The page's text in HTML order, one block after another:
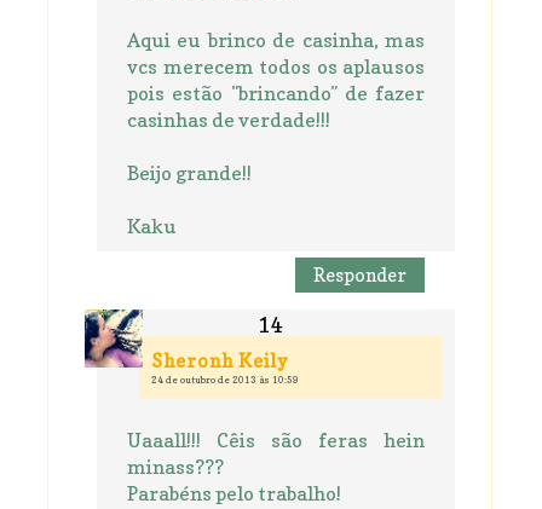
Aqui eu brinco de casinha, mas
vcs merecem todos os aplausos
pois estão "brincando" de fazer
casinhas de verdade!!!
Beijo grande!!
Kaku
Responder
Sheronh Keily
24 de outubro de 2013 às 10:59
Uaaall!!! Cêis são feras hein
minass???
Parabéns pelo trabalho!